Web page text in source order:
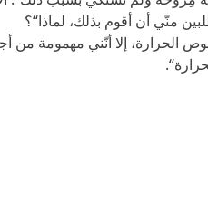
منّي أن أقوم بذلك، لماذا‘‘؟
الحرارة، إلا أنّني مهمومة